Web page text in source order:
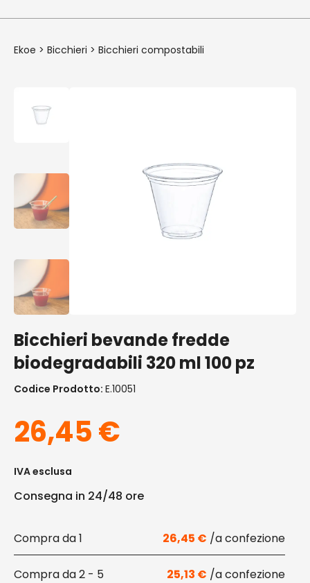
Ekoe > Bicchieri > Bicchieri compostabili
Bicchieri bevande fredde
biodegradabili 320 ml 100 pz
Codice Prodotto: E.10051
26,45€
IVA esclusa
Consegna in 24/48 ore
1 26,45 €
2 - 5 25,13 €